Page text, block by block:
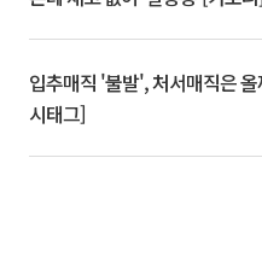
입추매직 '불발', 처서매직은
시태그]